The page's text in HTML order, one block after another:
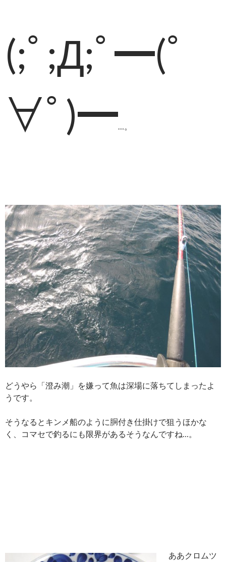
(;ﾟ;Д;ﾟ━(ﾟ
∀ﾟ)━…。
どうやら「澄み潮」を嫌って魚は深場に落ちてしまったよ
うです。
そうなるとキンメ船のように胴付き仕掛けで狙うほかな
く、コマセで釣るにも限界があるそうなんですね…。
ああクロムツ